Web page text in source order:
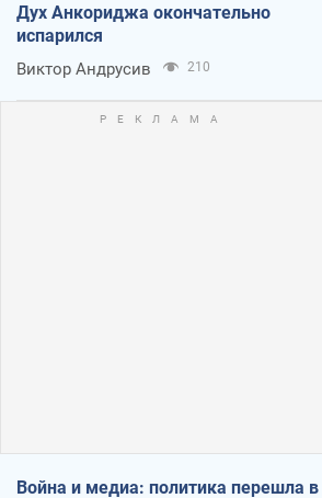
Дух Анкориджа окончательно
испарился
Виктор Андрусив 210
Война и медиа: политика перешла в